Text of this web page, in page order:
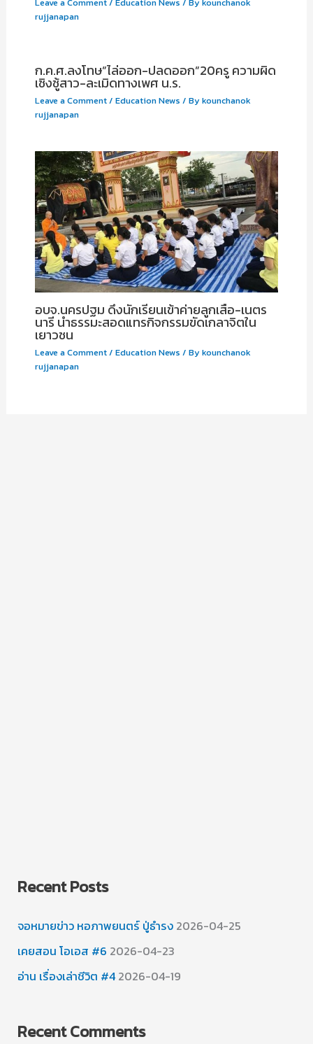
rujjanapan
ก.ค.ศ.ลงโทษ”ไล่ออก-ปลดออก”20ครู ความผิด
เชิงชู้สาว-ละเมิดทางเพศ น.ร.
Leave a Comment/ Education News / Bykounchanok
rujjanapan
อบจ.นครปฐม ดึงนักเรียนเข้าค่ายลูกเสือ-เนตร
นารี นำธรรมะสอดแทรกิจกรรมขัดเกลาจิตใน
เยาวชน
Leave a Comment/ Education News / Bykounchanok
rujjanapan
Recent Posts
จอหมายข่าว หอภาพยนตร์ ปู่ธำรง 2026-04-25
เคยสอน โอเอส #6 2026-04-23
อ่าน เรื่องเล่าชีวิต #4 2026-04-19
Recent Comments